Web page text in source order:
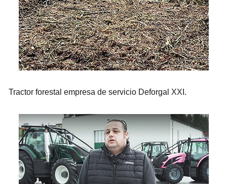
Tractor forestal empresa de servicio Deforgal XXI.